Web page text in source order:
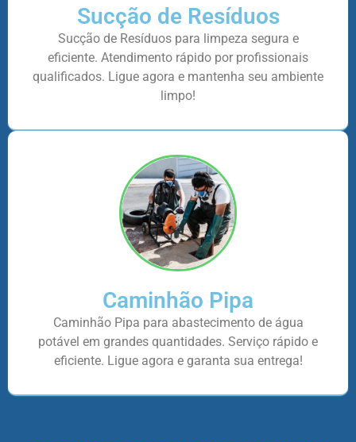
Sucção de Resíduos
Sucção de Resíduos para limpeza segura e
eficiente. Atendimento rápido por profissionais
qualificados. Ligue agora e mantenha seu ambiente
limpo!
Caminhão Pipa
Caminhão Pipa para abastecimento de água
potável em grandes quantidades. Serviço rápido e
eficiente. Ligue agora e garanta sua entrega!